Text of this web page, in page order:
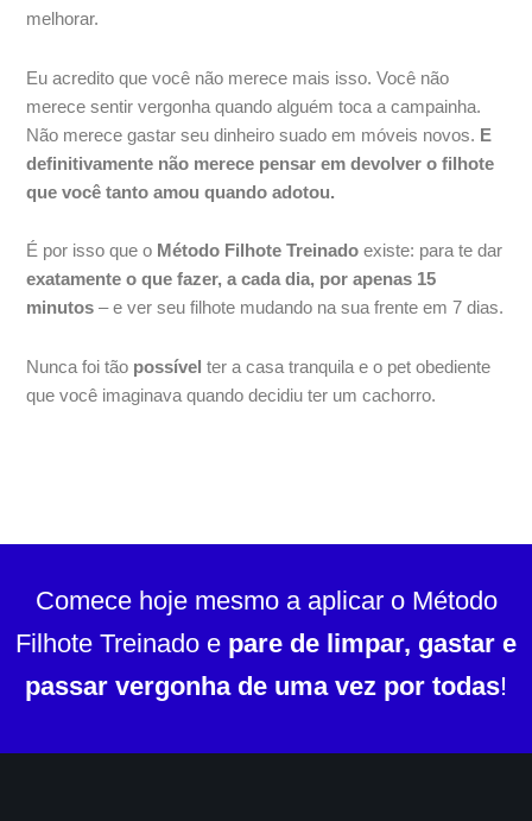
melhorar.
Eu acredito que você não merece mais isso. Você não
merece sentir vergonha quando alguém toca a campainha.
Não merece gastar seu dinheiro suado em móveis novos. E
definitivamente não merece pensar em devolver o filhote
que você tanto amou quando adotou.
É por isso que o Método Filhote Treinado existe: para te dar
exatamente o que fazer, a cada dia, por apenas 15
minutos – e ver seu filhote mudando na sua frente em 7 dias.
Nunca foi tão possível ter a casa tranquila e o pet obediente
que você imaginava quando decidiu ter um cachorro.
Comece hoje mesmo a aplicar o Método
Filhote Treinado e pare de limpar, gastar e
passar vergonha de uma vez por todas!